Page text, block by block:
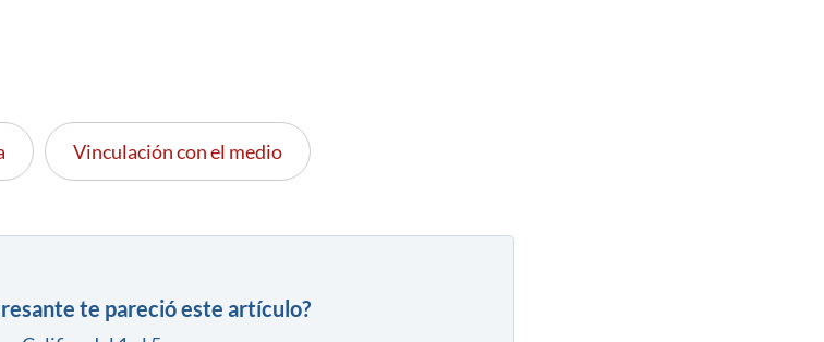
Vinculación con el medio
te pareció este artículo?